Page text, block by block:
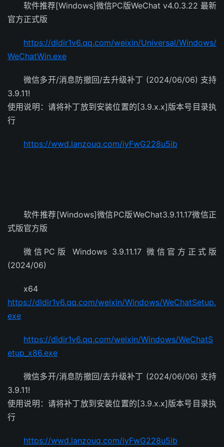
软件推荐[Windows]微信PC版WeChat v4.0.3.22 最新
官方正式版
https://dldir1v6.qq.com/weixin/Universal/Windows/
WeChatWin.exe
微信多开/消息防撤回/去升级补丁 (2024/06/06) 支持
3.9.11!
使用说明：请将补丁放到安装位置的[3.9.x.x]版本号目录执
行
https://wwd.lanzouq.com/iyFwG228u5ib
软件推荐[Windows]微信PC版WeChat3.9.11.17微信正
式版官方版
微信PC版 Windows 3.9.11.17 微信官方正式版
(2024/06)
x64
https://dldir1v6.qq.com/weixin/Windows/WeChatSetup.
exe
https://dldir1v6.qq.com/weixin/Windows/WeChatS
etup_x86.exe
微信多开/消息防撤回/去升级补丁 (2024/06/06) 支持
3.9.11!
使用说明：请将补丁放到安装位置的[3.9.x.x]版本号目录执
行
https://wwd.lanzouq.com/iyFwG228u5ib